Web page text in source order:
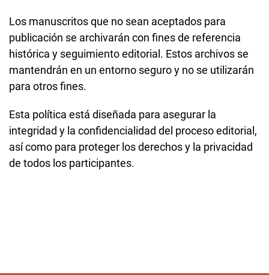
Los manuscritos que no sean aceptados para
publicación se archivarán con fines de referencia
histórica y seguimiento editorial. Estos archivos se
mantendrán en un entorno seguro y no se utilizarán
para otros fines.
Esta política está diseñada para asegurar la
integridad y la confidencialidad del proceso editorial,
así como para proteger los derechos y la privacidad
de todos los participantes.